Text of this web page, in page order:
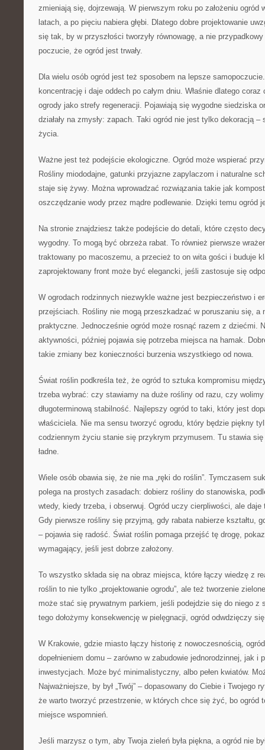
zmieniają się, dojrzewają. W pierwszym roku po założeniu ogród
latach, a po pięciu nabiera głębi. Dlatego dobre projektowanie
się tak, by w przyszłości tworzyły równowagę, a nie
poczucie, że ogród jest trwały.
Dla wielu osób ogród jest też sposobem na lepsze
koncentrację i daje oddech po całym dniu. Właśnie dlatego
ogrody jako strefy regeneracji. Pojawiają się wygodne siedziska
działały na zmysły: zapach. Taki ogród nie jest tylko dekoracją
życia.
Ważne jest też podejście ekologiczne. Ogród może wspierać
Rośliny miododajne, gatunki przyjazne zapylaczom i naturalne
staje się żywy. Można wprowadzać rozwiązania takie jak
oszczędzanie wody przez mądre podlewanie. Dzięki temu ogród
Na stronie znajdziesz także podejście do detali, które często
wygodny. To mogą być obrzeża rabat. To również pierwsze
traktowany po macoszemu, a przecież to on wita gości i buduje
zaprojektowany front może być elegancki, jeśli zastosuje się
W ogrodach rodzinnych niezwykle ważne jest bezpieczeństwo i
przejściach. Rośliny nie mogą przeszkadzać w poruszaniu się, a
praktyczne. Jednocześnie ogród może rosnąć razem z dziećmi.
aktywności, później pojawia się potrzeba miejsca na hamak.
takie zmiany bez konieczności burzenia wszystkiego od nowa.
Świat roślin podkreśla też, że ogród to sztuka kompromisu
trzeba wybrać: czy stawiamy na duże rośliny od razu, czy
długoterminową stabilność. Najlepszy ogród to taki, który jest
właściciela. Nie ma sensu tworzyć ogrodu, który będzie piękny
codziennym życiu stanie się przykrym przymusem. Tu stawia
ładne.
Wiele osób obawia się, że nie ma „ręki do roślin”. Tymczasem
polega na prostych zasadach: dobierz rośliny do stanowiska,
wtedy, kiedy trzeba, i obserwuj. Ogród uczy cierpliwości, ale
Gdy pierwsze rośliny się przyjmą, gdy rabata nabierze kształtu,
– pojawia się radość. Świat roślin pomaga przejść tę drogę,
wymagający, jeśli jest dobrze założony.
To wszystko składa się na obraz miejsca, które łączy wiedzę z
roślin to nie tylko „projektowanie ogrodu”, ale też tworzenie
może stać się prywatnym parkiem, jeśli podejdzie się do niego z
tego dołożymy konsekwencję w pielęgnacji, ogród odwdzięczy
W Krakowie, gdzie miasto łączy historię z nowoczesnością,
dopełnieniem domu – zarówno w zabudowie jednorodzinnej, jak i
inwestycjach. Może być minimalistyczny, albo pełen kwiatów.
Najważniejsze, by był „Twój” – dopasowany do Ciebie i Twojego
że warto tworzyć przestrzenie, w których chce się żyć, bo ogród
miejsce wspomnień.
Jeśli marzysz o tym, aby Twoja zieleń była piękna, a ogród nie